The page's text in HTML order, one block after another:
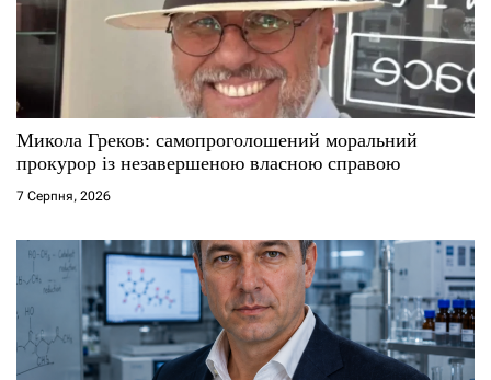
и
с
і
в
Микола Греков: самопроголошений моральний
прокурор із незавершеною власною справою
7 Серпня, 2026